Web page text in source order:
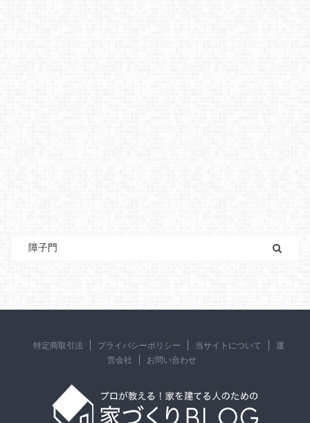
特定商取引法 プライバシーポリシー 当サイトについて
運
営会社
お問い合わせ